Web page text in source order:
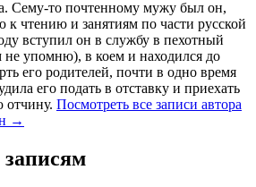
Сему-то почтенному мужу был он,
к чтению и занятиям по части русской
вступил он в службу в пехотный
не упомню), в коем и находился до
его родителей, почти в одно время
его подать в отставку и приехать
отчину. Посмотреть все записи автора
→